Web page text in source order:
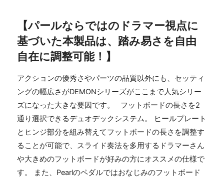
【パールならではのドラマー視点に
基づいた本製品は、踏み易さを自由
自在に調整可能！】
アクションの優秀さやパーツの品質以外にも、セッティ
ングの幅広さがDEMONシリーズがここまで人気シリー
ズになった大きな要因です。 フットボードの長さを2
通り選択できるデュオデックシステム。 ヒールプレート
とヒンジ部分を組み替えてフットボードの長さを調整す
ることが可能で、スライド奏法を多用するドラマーさん
や大きめのフットボードが好みの方にオススメの仕様で
す。 また、Pearlのペダルではおなじみのフットボード